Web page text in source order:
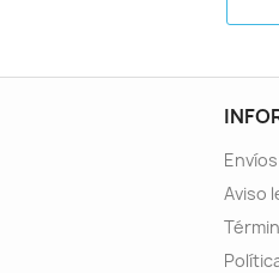
Aviso